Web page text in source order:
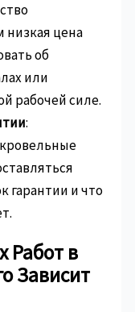
низкая цена
об
или
рабочей силе.
:
гарантии и что
Работ в
Зависит